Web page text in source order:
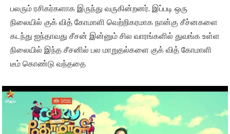
பலரும் ரசிகர்களாக இருந்து வருகின்றனர். இப்படி ஒரு
நிலையில் குக் வித் கோமாளி வெற்றிகரமாக நான்கு சீச்னகளை
கடந்து ஐந்தாவது சீசன் இன்னும் சில வாரங்களில் துவங்க உள்ள
நிலையில் இந்த சீசனில் பல மாறுதல்களை குக் வித் கோமாளி
டீம் கொண்டு வந்ததை